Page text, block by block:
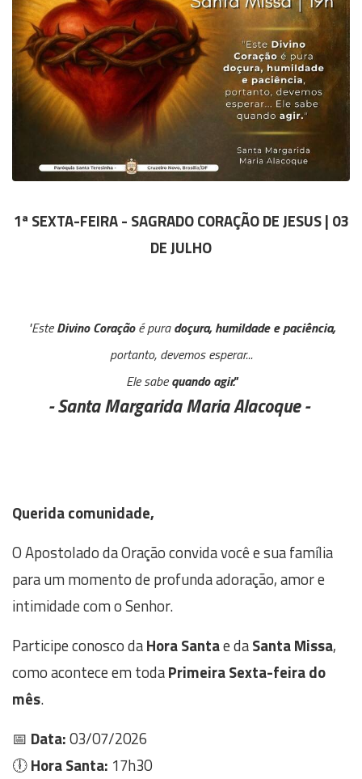
1ª SEXTA-FEIRA - SAGRADO CORAÇÃO DE JESUS | 03
DE JULHO
"EsteDivino Coraçãoé puradoçura, humildade e paciência,
portanto, devemos esperar...
Ele sabequando agir."
- Santa Margarida Maria Alacoque -
Querida comunidade,
O Apostolado da Oração convida você e sua família
para um momento de profunda adoração, amor e
intimidade com o Senhor.
Participe conosco daHora Santae daSanta Missa,
como acontece em todaPrimeira Sexta-feira do
mês.
📅 Data:03/07/2026
🕕Hora Santa: 17h30